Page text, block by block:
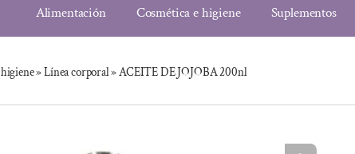
Alimentación Cosmética e higiene Suplementos
»Línea corporal»ACEITE DE JOJOBA 200nl